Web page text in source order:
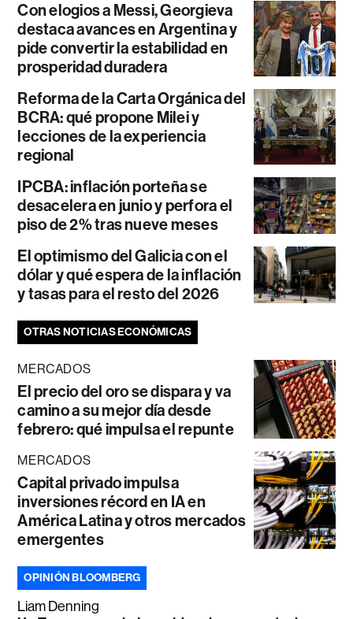
Con elogios a Messi, Georgieva
destaca avances en Argentina y
pide convertir la estabilidad en
prosperidad duradera
Reforma de la Carta Orgánica del
BCRA: qué propone Milei y
lecciones de la experiencia
regional
IPCBA: inflación porteña se
desacelera en junio y perfora el
piso de 2% tras nueve meses
El optimismo del Galicia con el
dólar y qué espera de la inflación
y tasas para el resto del 2026
OTRAS NOTICIAS ECONÓMICAS
MERCADOS
El precio del oro se dispara y va
camino a su mejor día desde
febrero: qué impulsa el repunte
MERCADOS
Capital privado impulsa
inversiones récord en IA en
América Latina y otros mercados
emergentes
OPINIÓN BLOOMBERG
Liam Denning